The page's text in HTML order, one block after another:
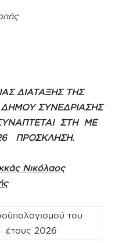
ΔΙΑΤΑΞΗΣ ΤΗΣ
ΣΥΝΕΔΡΙΑΣΗΣ
ΣΤΗ ΜΕ
ΠΡΟΣΚΛΗΣΗ.
Νικόλαος
του
έτους 2026